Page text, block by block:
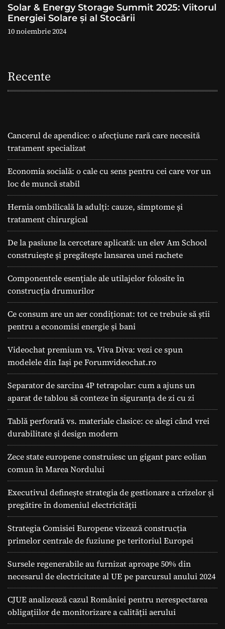
Solar & Energy Storage Summit 2025: Viitorul
Energiei Solare și al Stocării
10 noiembrie 2024
Recente
Cancerul de apendice: o afecțiune rară care necesită
tratament specializat
Economia socială: o cale cu sens pentru cei care vor un
loc de muncă stabil
Hernia ombilicală la adulți: cauze, simptome și
tratament chirurgical
De la pasiune la cercetare aplicată: un elev Am School
construiește și pregătește lansarea unei rachete
Componentele esențiale ale utilajelor folosite în
construcția drumurilor
Ce consum are un aer condiționat: tot ce trebuie să știi
pentru a economisi energie și bani
Videochat premium vs. Viva Diva: vezi ce spun
modelele din Iași pe Forumvideochat.ro
Separator de sarcina 4P tetrapolar: cum a ajuns un
aparat de tablou să conteze în siguranța de zi cu zi
Tablă perforată vs. materiale clasice: ce alegi când vrei
durabilitate și design modern
Zece state europene construiesc un gigant parc eolian
comun în Marea Nordului
Executivul definește strategia de gestionare a crizelor și
pregătire în domeniul electricității
Strategia Comisiei Europene vizează construcția
primelor centrale de fuziune pe teritoriul Europei
Sursele regenerabile au furnizat aproape 50% din
necesarul de electricitate al UE pe parcursul anului 2024
CJUE analizează cazul României pentru nerespectarea
obligațiilor de monitorizare a calității aerului